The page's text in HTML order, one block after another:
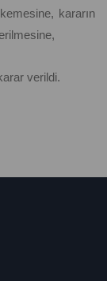
kararın
verildi.